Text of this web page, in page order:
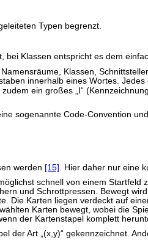
Typen begrenzt.
bei Klassen entspricht es dem
Klassen,
innerhalb eines Wortes.
zudem ein großes „I“
sogenannte Code-Convention
werden [15]
. Hier daher nur eine
schnell von einem
und Schrottpressen. Bewegt
Die Karten liegen verdeckt auf
Karten bewegt, wobei die
der Kartenstapel komplett
der Art „(x,y)“ gekennzeichnet.